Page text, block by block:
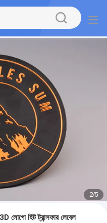
2/5
লোগো হিট ট্রান্সফার লেবেল